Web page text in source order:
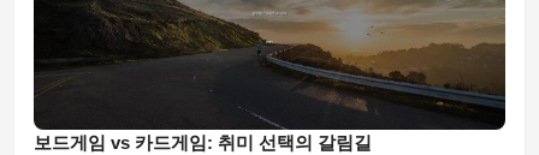
보드게임 vs 카드게임: 취미 선택의 갈림길